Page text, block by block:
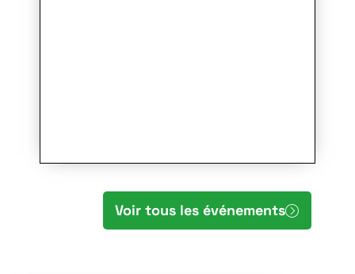
Voir tous les événements